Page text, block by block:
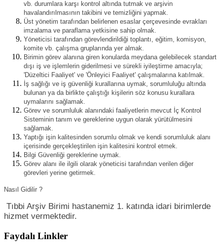
vb. durumlara karşı kontrol altında tutmak ve arşivin
havalandırılmasının takibini ve temizliğini yapmak.
Üst yönetim tarafından belirlenen esaslar çerçevesinde evrakları
imzalama ve paraflama yetkisine sahip olmak.
Yöneticisi tarafından görevlendirildiği toplantı, eğitim, komisyon,
komite vb. çalışma gruplarında yer almak.
Birimin görev alanına giren konularda meydana gelebilecek standart
dışı iş ve işlemlerin giderilmesi ve sürekli iyileştirme amacıyla;
'Düzeltici Faaliyet' ve 'Önleyici Faaliyet' çalışmalarına katılmak.
İş sağlığı ve iş güvenliği kurallarına uymak, sorumluluğu altında
bulunan ya da birlikte çalıştığı kişilerin söz konusu kurallara
uymalarını sağlamak.
Görev ve sorumluluk alanındaki faaliyetlerin mevcut İç Kontrol
Sisteminin tanım ve gereklerine uygun olarak yürütülmesini
sağlamak.
Yaptığı işin kalitesinden sorumlu olmak ve kendi sorumluluk alanı
içerisinde gerçekleştirilen işin kalitesini kontrol etmek.
Bilgi Güvenliği gereklerine uymak.
Görev alanı ile ilgili olarak yöneticisi tarafından verilen diğer
görevleri yerine getirmek.
Nasıl Gidilir ?
Tıbbi Arşiv Birimi hastanemiz 1. katında idari birimlerde
hizmet vermektedir.
Faydalı Linkler